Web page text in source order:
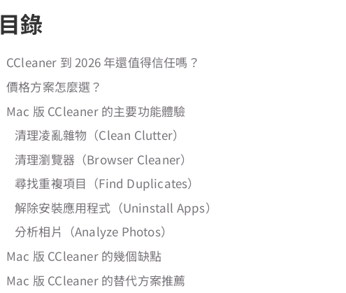
目錄
CCleaner 到 2026 年還值得信任嗎？
價格方案怎麼選？
Mac 版 CCleaner 的主要功能體驗
清理凌亂雜物（Clean Clutter）
清理瀏覽器（Browser Cleaner）
尋找重複項目（Find Duplicates）
解除安裝應用程式（Uninstall Apps）
分析相片（Analyze Photos）
Mac 版 CCleaner 的幾個缺點
Mac 版 CCleaner 的替代方案推薦